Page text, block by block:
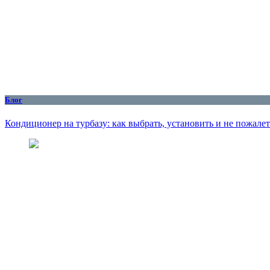
Блог
Кондиционер на турбазу: как выбрать, установить и не